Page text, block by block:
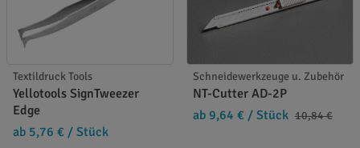
Textildruck Tools
Yellotools SignTweezer
Edge
ab 5,76 € / Stück
Schneidewerkzeuge u. Zubehör
NT-Cutter AD-2P
ab 9,64 € / Stück 10,84 €